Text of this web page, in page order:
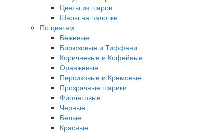
Цветы из шаров
Шары на палочке
По цветам
Бежевые
Бирюзовые и Тиффани
Коричневые и Кофейные
Оранжевые
Персиковые и Кремовые
Прозрачные шарики
Фиолетовые
Черные
Белые
Красные